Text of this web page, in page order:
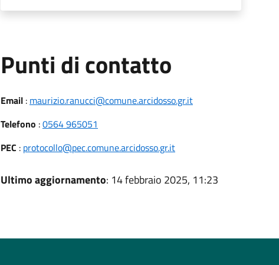
Punti di contatto
Email: maurizio.ranucci@comune.arcidosso.gr.it
Telefono :0564 965051
PEC : protocollo@pec.comune.arcidosso.gr.it
Ultimo aggiornamento: 14 febbraio 2025, 11:23